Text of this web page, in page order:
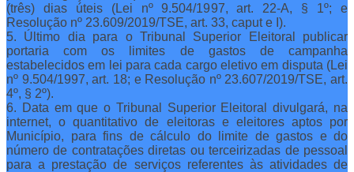
(três) dias úteis (Lei nº 9.504/1997, art. 22-A, § 1º; e
Resolução nº 23.609/2019/TSE, art. 33, caput e I).
5. Último dia para o Tribunal Superior Eleitoral publicar
portaria com os limites de gastos de campanha
estabelecidos em lei para cada cargo eletivo em disputa (Lei
nº 9.504/1997, art. 18; e Resolução nº 23.607/2019/TSE, art.
4º, § 2º).
6. Data em que o Tribunal Superior Eleitoral divulgará, na
internet, o quantitativo de eleitoras e eleitores aptos por
Município, para fins de cálculo do limite de gastos e do
número de contratações diretas ou terceirizadas de pessoal
para a prestação de serviços referentes às atividades de